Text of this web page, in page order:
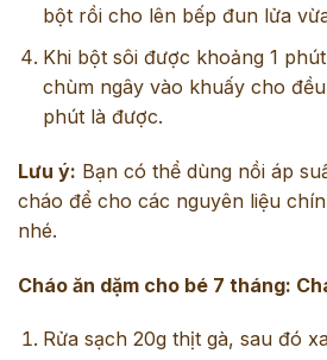
bột rồi cho lên bếp đun lửa
Khi bột sôi được khoảng 1
chùm ngây vào khuấy cho
phút là được.
Lưu ý: Bạn có thể dùng nồi áp
cháo để cho các nguyên liệu
nhé.
Cháo ăn dặm cho bé 7 tháng:
Rửa sạch 20g thịt gà, sau đó